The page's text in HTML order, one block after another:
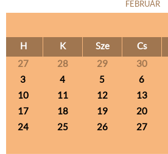
FEBRUÁR
H K Sze Cs
27
28 29 30
3
4 5 6
10
11 12 13
17
18 19 20
24
25 26 27